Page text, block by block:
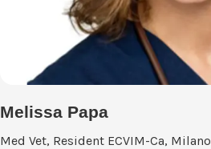
Melissa Papa
Med Vet, Resident ECVIM-Ca, Milano